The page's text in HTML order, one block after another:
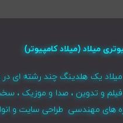
میلاد (میلاد کامپیوتر)
میلاد یک هلدینگ چند رشته ای
و تدوین ، صدا و موزیک ،
های مهندسی طراحی سایت و